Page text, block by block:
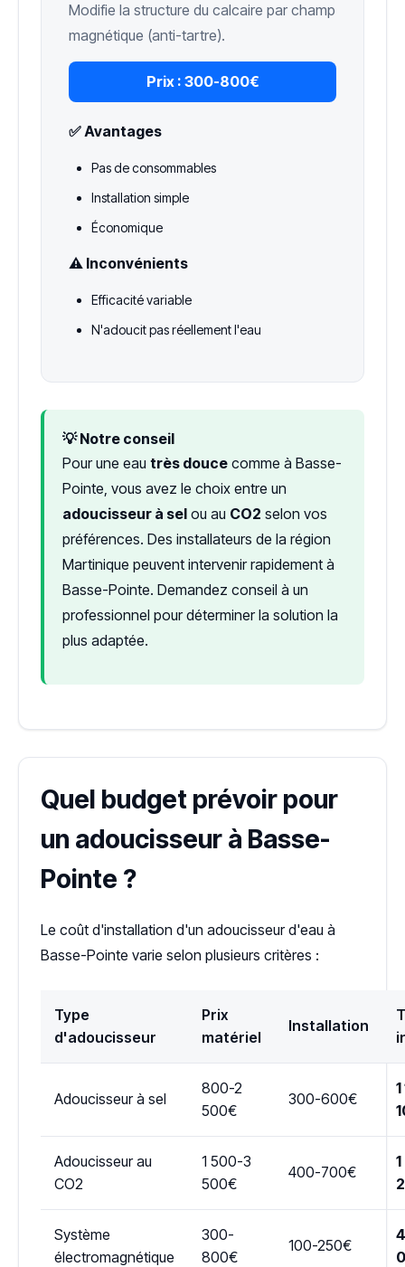
Modifie la structure du calcaire par champ
magnétique (anti-tartre).
Prix : 300-800€
✅ Avantages
Pas de consommables
Installation simple
Économique
⚠️ Inconvénients
Efficacité variable
N'adoucit pas réellement l'eau
💡 Notre conseil
Pour une eau très douce comme à Basse-
Pointe, vous avez le choix entre un
adoucisseur à sel ou au CO2 selon vos
préférences. Des installateurs de la région
Martinique peuvent intervenir rapidement à
Basse-Pointe. Demandez conseil à un
professionnel pour déterminer la solution la
plus adaptée.
Quel budget prévoir pour
un adoucisseur à Basse-
Pointe ?
Le coût d'installation d'un adoucisseur d'eau à
Basse-Pointe varie selon plusieurs critères :
Type
d'adoucisseur
Prix
matériel
Installation
Adoucisseur à sel
800-2
500€
300-600€
Adoucisseur au
CO2
1 500-3
500€
400-700€
Système
électromagnétique
300-
800€
100-250€